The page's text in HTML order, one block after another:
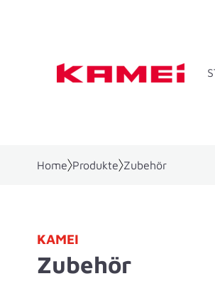
Home Produkte Zubehör
KAMEI
Zubehör